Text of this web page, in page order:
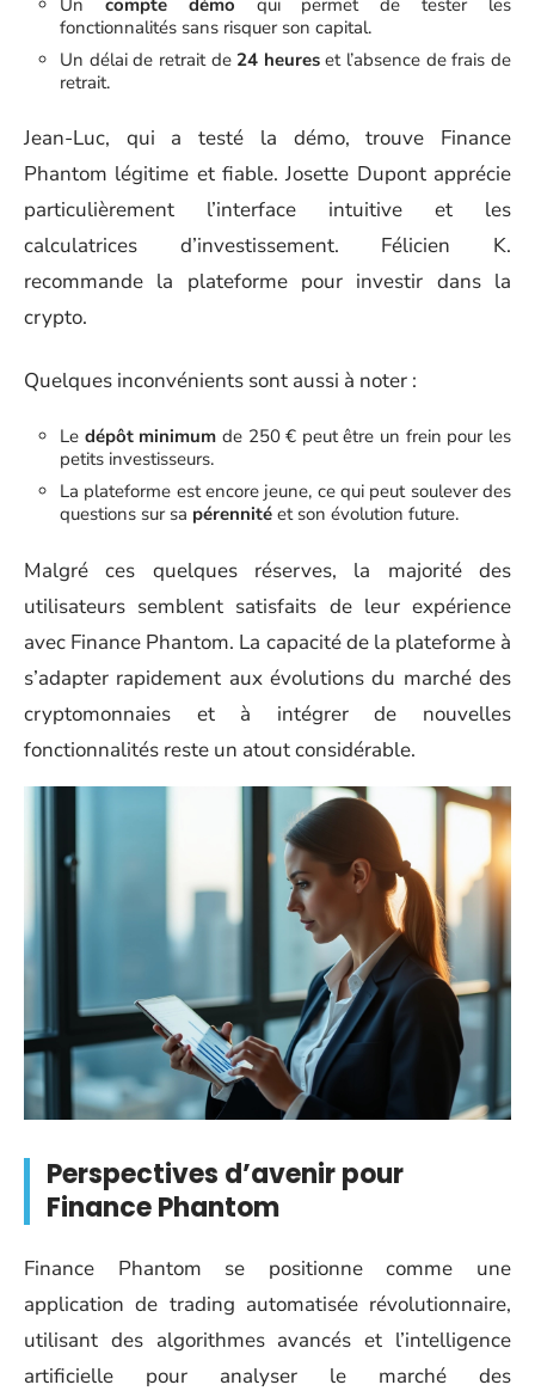
fonctionnalités sans risquer son capital.
Un délai de retrait de 24 heureset l’absence de frais de
retrait.
Jean-Luc, qui a testé la démo, trouve Finance
Phantom légitime et fiable. Josette Dupont apprécie
particulièrement l’interface intuitive et les
calculatrices d’investissement. Félicien K.
recommande la plateforme pour investir dans la
crypto.
Quelques inconvénients sont aussi à noter :
Le dépôt minimum de 250 € peut être un frein pour les
petits investisseurs.
La plateforme est encore jeune, ce qui peut soulever des
questions sur sa pérennité et son évolution future.
Malgré ces quelques réserves, la majorité des
utilisateurs semblent satisfaits de leur expérience
avec Finance Phantom. La capacité de la plateforme à
s’adapter rapidement aux évolutions du marché des
cryptomonnaies et à intégrer de nouvelles
fonctionnalités reste un atout considérable.
Perspectives d’avenir pour
Finance Phantom
Finance Phantom se positionne comme une
application de trading automatisée révolutionnaire,
utilisant des algorithmes avancés et l’intelligence
artificielle pour analyser le marché des